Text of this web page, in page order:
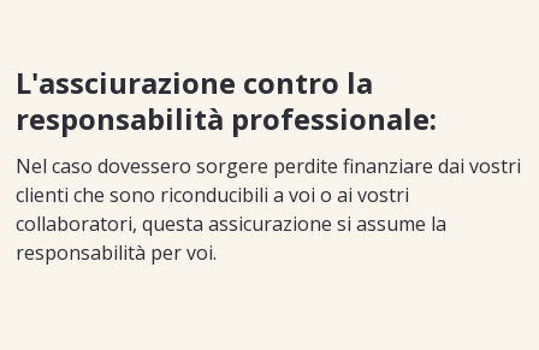
L'assciurazione contro la
responsabilità professionale:
Nel caso dovessero sorgere perdite finanziare dai vostri
clienti che sono riconducibili a voi o ai vostri
collaboratori, questa assicurazione si assume la
responsabilità per voi.